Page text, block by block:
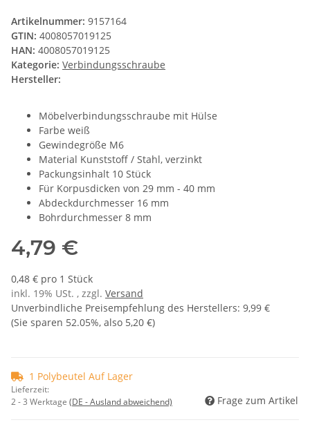
Artikelnummer: 9157164
GTIN: 4008057019125
HAN: 4008057019125
Kategorie: Verbindungsschraube
Hersteller:
Möbelverbindungsschraube mit Hülse
Farbe weiß
Gewindegröße M6
Material Kunststoff / Stahl, verzinkt
Packungsinhalt 10 Stück
Für Korpusdicken von 29 mm - 40 mm
Abdeckdurchmesser 16 mm
Bohrdurchmesser 8 mm
4,79 €
0,48 € pro 1 Stück
inkl. 19% USt. , zzgl. Versand
Unverbindliche Preisempfehlung des Herstellers: 9,99 €
(Sie sparen 52.05%, also 5,20 €)
1 Polybeutel Auf Lager
Lieferzeit:
2 - 3 Werktage (DE - Ausland abweichend) Frage zum Artikel